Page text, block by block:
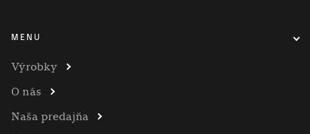
MENU
Výrobky
O nás
Naša predajňa